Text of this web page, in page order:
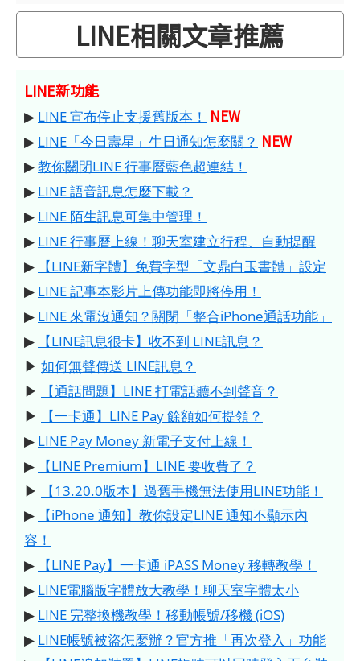
LINE相關文章推薦
LINE新功能
▶ LINE 宣布停止支援舊版本！ NEW
▶ LINE「今日壽星」生日通知怎麼關？ NEW
▶教你關閉LINE 行事曆藍色超連結！
▶ LINE 語音訊息怎麼下載？
▶ LINE 陌生訊息可集中管理！
▶ LINE 行事曆上線！聊天室建立行程、自動提醒
▶
【LINE新字體】免費字型「文鼎白玉書體」設定
▶ LINE 記事本影片上傳功能即將停用！
▶ LINE 來電沒通知？關閉「整合iPhone通話功能」
▶
【LINE訊息很卡】收不到 LINE訊息？
▶ 如何無聲傳送 LINE訊息？
▶
【通話問題】LINE 打電話聽不到聲音？
▶
【一卡通】LINE Pay 餘額如何提領？
▶ LINE Pay Money 新電子支付上線！
▶
【LINE Premium】LINE 要收費了？
▶
【13.20.0版本】過舊手機無法使用LINE功能！
▶
【iPhone 通知】教你設定LINE 通知不顯示內
容！
▶
【LINE Pay】一卡通 iPASS Money 移轉教學！
▶ LINE電腦版字體放大教學！聊天室字體太小
▶ LINE 完整換機教學！移動帳號/移機 (iOS)
▶ LINE帳號被盜怎麼辦？官方推「再次登入」功能